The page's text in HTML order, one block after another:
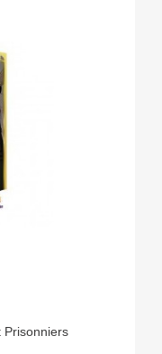
Prisonniers